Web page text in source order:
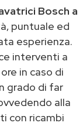
Bosch a
puntuale ed
esperienza.
interventi a
in caso di
grado di far
alla
con ricambi